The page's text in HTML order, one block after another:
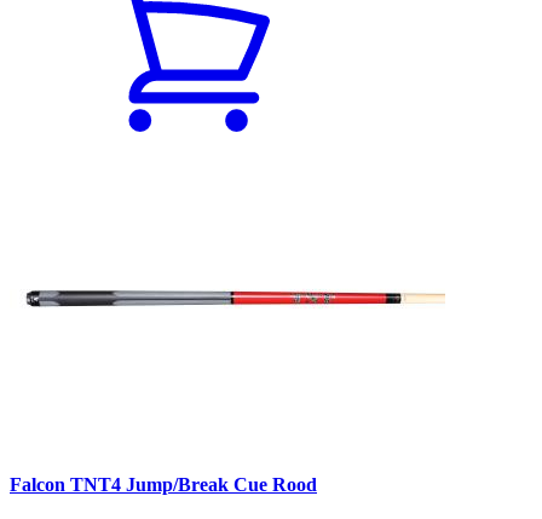
Falcon TNT4 Jump/Break Cue Rood